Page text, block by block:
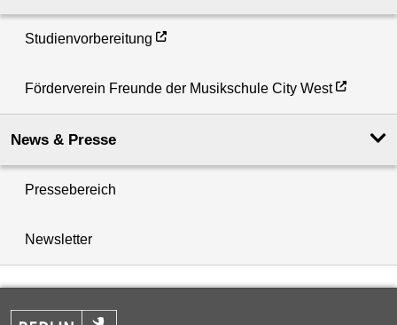
Studienvorbereitung
Förderverein Freunde der Musikschule City West
News & Presse
Pressebereich
Newsletter